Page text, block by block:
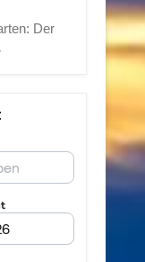
Der